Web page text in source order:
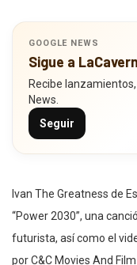
GOOGLE NEWS
Sigue a
Recibe
News.
Seguir
Ivan The Greatness de
“Power 2030”, una
futurista, así como el
por C&C Movies And